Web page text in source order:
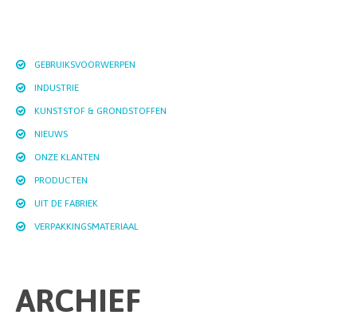
GEBRUIKSVOORWERPEN
INDUSTRIE
KUNSTSTOF & GRONDSTOFFEN
NIEUWS
ONZE KLANTEN
PRODUCTEN
UIT DE FABRIEK
VERPAKKINGSMATERIAAL
ARCHIEF